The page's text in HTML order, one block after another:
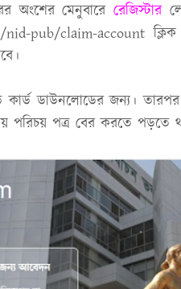
অংশের মেনুবারেরেজিস্টার
nid-pub/claim-account
ডাউনলোডের জন্য। তারপর
পরিচয় পত্র বের করতে পড়তে